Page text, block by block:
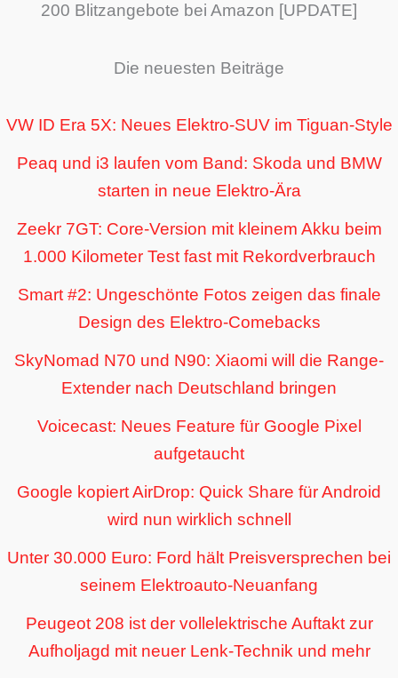
200 Blitzangebote bei Amazon [UPDATE]
Die neuesten Beiträge
VW ID Era 5X: Neues Elektro-SUV im Tiguan-Style
Peaq und i3 laufen vom Band: Skoda und BMW
starten in neue Elektro-Ära
Zeekr 7GT: Core-Version mit kleinem Akku beim
1.000 Kilometer Test fast mit Rekordverbrauch
Smart #2: Ungeschönte Fotos zeigen das finale
Design des Elektro-Comebacks
SkyNomad N70 und N90: Xiaomi will die Range-
Extender nach Deutschland bringen
Voicecast: Neues Feature für Google Pixel
aufgetaucht
Google kopiert AirDrop: Quick Share für Android
wird nun wirklich schnell
Unter 30.000 Euro: Ford hält Preisversprechen bei
seinem Elektroauto-Neuanfang
Peugeot 208 ist der vollelektrische Auftakt zur
Aufholjagd mit neuer Lenk-Technik und mehr